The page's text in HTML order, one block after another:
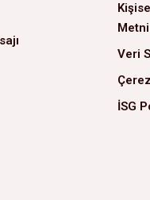
Veri
İSG